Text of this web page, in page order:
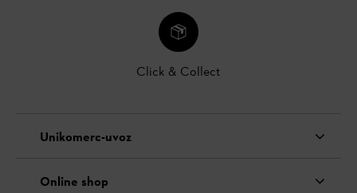
Click & Collect
Unikomerc-uvoz
Online shop